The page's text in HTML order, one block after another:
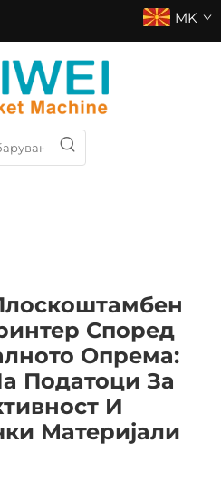
MK
Според
Опрема:
Податоци За
И
Материјали